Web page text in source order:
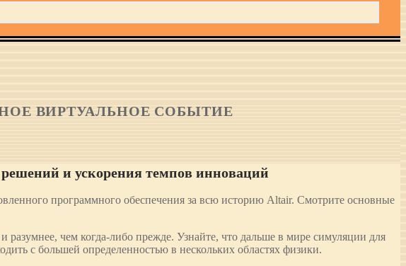
ВИРТУАЛЬНОЕ СОБЫТИЕ
и ускорения темпов инноваций
программного обеспечения за всю историю Altair. Смотрите основные
чем когда-либо прежде. Узнайте, что дальше в мире симуляции для
с большей определенностью в нескольких областях физики.